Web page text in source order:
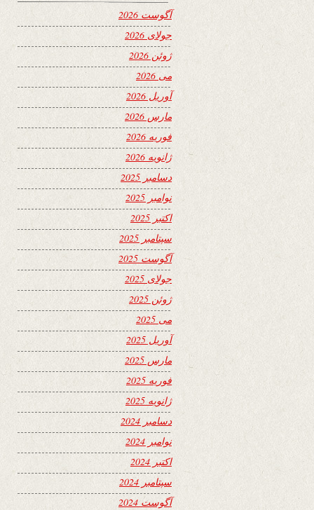
آگوست 2026
جولای 2026
ژوئن 2026
می 2026
آوریل 2026
مارس 2026
فوریه 2026
ژانویه 2026
دسامبر 2025
نوامبر 2025
اکتبر 2025
سپتامبر 2025
آگوست 2025
جولای 2025
ژوئن 2025
می 2025
آوریل 2025
مارس 2025
فوریه 2025
ژانویه 2025
دسامبر 2024
نوامبر 2024
اکتبر 2024
سپتامبر 2024
آگوست 2024